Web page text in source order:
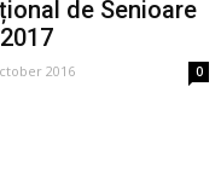
de Senioare
2016 0